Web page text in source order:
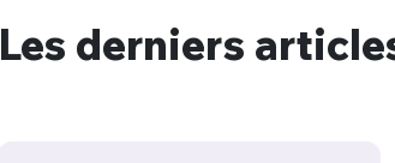
Les derniers